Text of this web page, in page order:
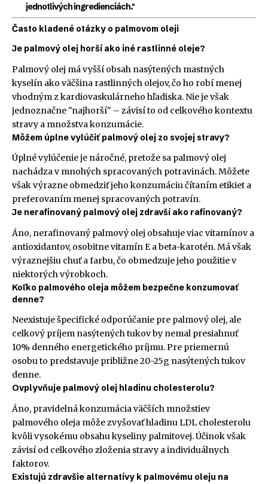
jednotlivých ingredienciách."
Často kladené otázky o palmovom oleji
Je palmový olej horší ako iné rastlinné oleje?
Palmový olej má vyšší obsah nasýtených mastných
kyselín ako väčšina rastlinných olejov, čo ho robí menej
vhodným z kardiovaskulárneho hľadiska. Nie je však
jednoznačne "najhorší" – závisí to od celkového kontextu
stravy a množstva konzumácie.
Môžem úplne vylúčiť palmový olej zo svojej stravy?
Úplné vylúčenie je náročné, pretože sa palmový olej
nachádza v mnohých spracovaných potravinách. Môžete
však výrazne obmedziť jeho konzumáciu čítaním etikiet a
preferovaním menej spracovaných potravín.
Je nerafinovaný palmový olej zdravší ako rafinovaný?
Áno, nerafinovaný palmový olej obsahuje viac vitamínov a
antioxidantov, osobitne vitamín E a beta-karotén. Má však
výraznejšiu chuť a farbu, čo obmedzuje jeho použitie v
niektorých výrobkoch.
Koľko palmového oleja môžem bezpečne konzumovať
denne?
Neexistuje špecifické odporúčanie pre palmový olej, ale
celkový príjem nasýtených tukov by nemal presiahnuť
10% denného energetického príjmu. Pre priemernú
osobu to predstavuje približne 20-25g nasýtených tukov
denne.
Ovplyvňuje palmový olej hladinu cholesterolu?
Áno, pravidelná konzumácia väčších množstiev
palmového oleja môže zvyšovať hladinu LDL cholesterolu
kvôli vysokému obsahu kyseliny palmitovej. Účinok však
závisí od celkového zloženia stravy a individuálnych
faktorov.
Existujú zdravšie alternatívy k palmovému oleju na